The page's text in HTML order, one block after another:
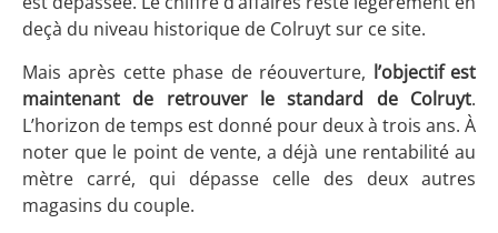
deçà du niveau historique de Colruyt sur ce site.
Mais après cette phase de réouverture, l’objectif est
maintenant de retrouver le standard de Colruyt.
L’horizon de temps est donné pour deux à trois ans. À
noter que le point de vente, a déjà une rentabilité au
mètre carré, qui dépasse celle des deux autres
magasins du couple.